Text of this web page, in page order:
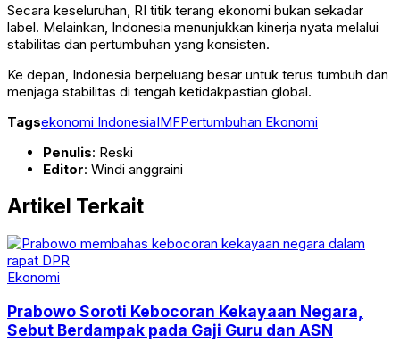
Secara keseluruhan, RI titik terang ekonomi bukan sekadar
label. Melainkan, Indonesia menunjukkan kinerja nyata melalui
stabilitas dan pertumbuhan yang konsisten.
Ke depan, Indonesia berpeluang besar untuk terus tumbuh dan
menjaga stabilitas di tengah ketidakpastian global.
Tagsekonomi IndonesiaIMFPertumbuhan Ekonomi
Penulis: Reski
Editor: Windi anggraini
Artikel Terkait
Ekonomi
Prabowo Soroti Kebocoran Kekayaan Negara,
Sebut Berdampak pada Gaji Guru dan ASN